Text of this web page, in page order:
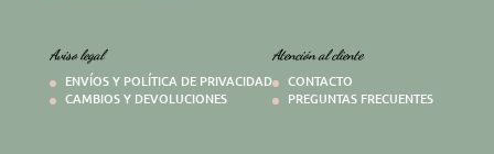
Aviso legal
ENVÍOS Y POLÍTICA DE PRIVACIDAD
CAMBIOS Y DEVOLUCIONES
Atención al cliente
CONTACTO
PREGUNTAS FRECUENTES